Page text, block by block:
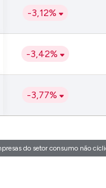
-3,12%
-3,42%
-3,77%
do setor consumo não